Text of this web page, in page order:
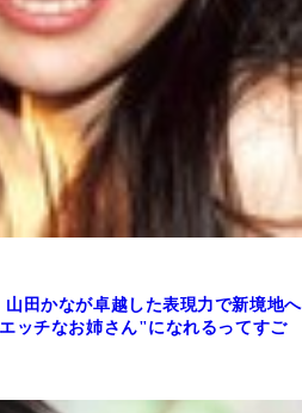
田かなが卓越した表現力で新境地へ
ッチなお姉さん"になれるってすご